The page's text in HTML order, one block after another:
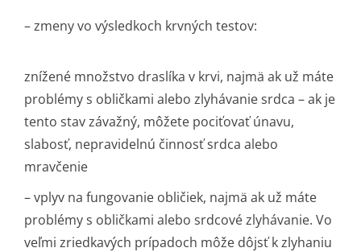
– zmeny vo výsledkoch krvných testov:
znížené množstvo draslíka v krvi, najmä ak už máte
problémy s obličkami alebo zlyhávanie srdca – ak je
tento stav závažný, môžete pociťovať únavu,
slabosť, nepravidelnú činnosť srdca alebo
mravčenie
– vplyv na fungovanie obličiek, najmä ak už máte
problémy s obličkami alebo srdcové zlyhávanie. Vo
veľmi zriedkavých prípadoch môže dôjsť k zlyhaniu